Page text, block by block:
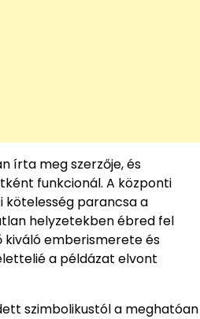
írta meg szerzője, és
funkcionál. A központi
kötelesség parancsa a
helyzetekben ébred fel
kiváló emberismerete és
a példázat elvont
szimbolikustól a meghatóan